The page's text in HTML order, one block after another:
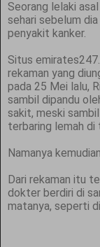
Seorang lelaki asal
sehari sebelum
penyakit kanker.
Situs
rekaman yang
pada 25 Mei lalu,
sambil dipandu
sakit, meski
terbaring lemah di
Namanya
Dari rekaman itu
dokter berdiri di
matanya, seperti